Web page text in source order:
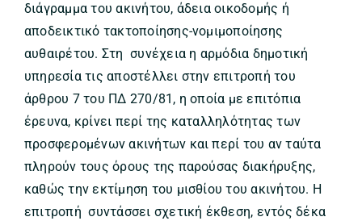
διάγραμμα του ακινήτου, άδεια οικοδομής ή
αποδεικτικό τακτοποίησης-νομιμοποίησης
αυθαιρέτου. Στη συνέχεια η αρμόδια δημοτική
υπηρεσία τις αποστέλλει στην επιτροπή του
άρθρου 7 του ΠΔ 270/81, η οποία με επιτόπια
έρευνα, κρίνει περί της καταλληλότητας των
προσφερομένων ακινήτων και περί του αν ταύτα
πληρούν τους όρους της παρούσας διακήρυξης,
καθώς την εκτίμηση του μισθίου του ακινήτου. Η
επιτροπή συντάσσει σχετική έκθεση, εντός δέκα